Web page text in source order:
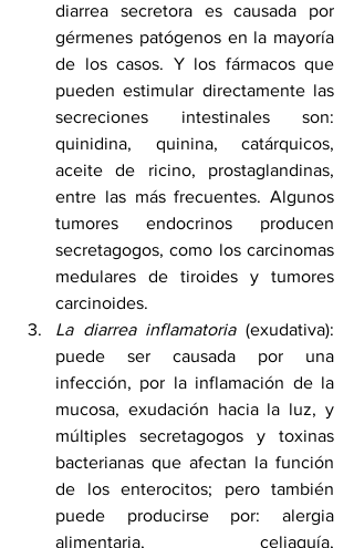
diarrea secretora es causada por
gérmenes patógenos en la mayoría
de los casos. Y los fármacos que
pueden estimular directamente las
secreciones intestinales son:
quinidina, quinina, catárquicos,
aceite de ricino, prostaglandinas,
entre las más frecuentes. Algunos
tumores endocrinos producen
secretagogos, como los carcinomas
medulares de tiroides y tumores
carcinoides.
La diarrea inflamatoria (exudativa):
puede ser causada por una
infección, por la inflamación de la
mucosa, exudación hacia la luz, y
múltiples secretagogos y toxinas
bacterianas que afectan la función
de los enterocitos; pero también
puede producirse por: alergia
alimentaria, celiaquía,